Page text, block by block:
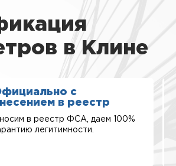
в Клине
с
в реестр
в реестр ФСА, даем 100%
легитимности.